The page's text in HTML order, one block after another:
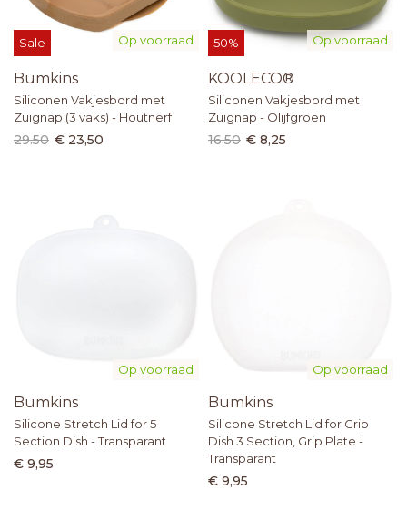
Op voorraad
Sale
Bumkins
Siliconen Vakjesbord met
Zuignap (3 vaks) - Houtnerf
29.50 € 23,50
Op voorraad
50%
KOOLECO®
Siliconen Vakjesbord met
Zuignap - Olijfgroen
16.50 € 8,25
Op voorraad
Bumkins
Silicone Stretch Lid for 5
Section Dish - Transparant
€ 9,95
Op voorraad
Bumkins
Silicone Stretch Lid for Grip
Dish 3 Section, Grip Plate -
Transparant
€ 9,95